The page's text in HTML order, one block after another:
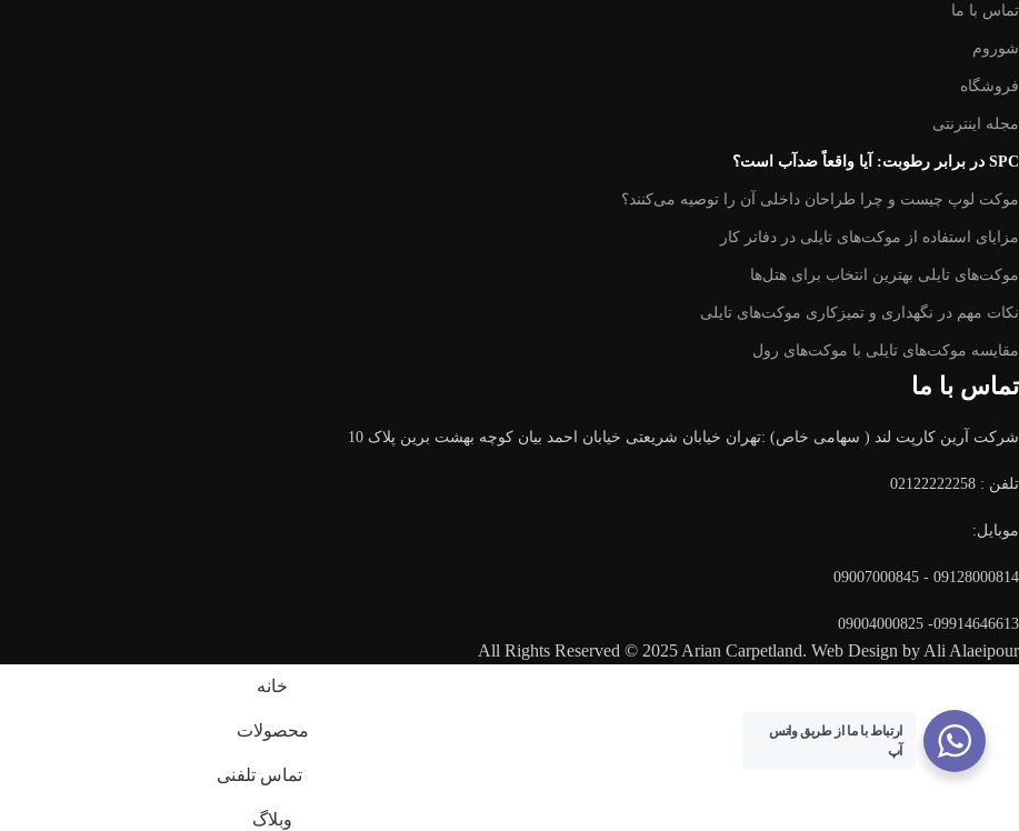
تماس با ما
شوروم
فروشگاه
مجله اینترنتی
SPC در برابر رطوبت: آیا واقعاً ضد‌آب است؟
موکت لوپ چیست و چرا طراحان داخلی آن را توصیه می‌کنند؟
مزایای استفاده از موکت‌های تایلی در دفاتر کار
موکت‌های تایلی بهترین انتخاب برای هتل‌ها
نکات مهم در نگهداری و تمیزکاری موکت‌های تایلی
مقایسه موکت‌های تایلی با موکت‌های رول
تماس با ما
شرکت آرین کارپت لند ( سهامی خاص) :تهران خیابان شریعتی خیابان احمد بیان کوچه بهشت برین پلاک 10
تلفن : 02122222258
موبایل:
09128000814 - 09007000845
09914646613- 09004000825
All Rights Reserved © 2025 Arian Carpetland. Web Design by Ali Alaeipour
ارتباط با ما از طریق واتس
آپ
خانه
محصولات
تماس تلفنی
وبلاگ